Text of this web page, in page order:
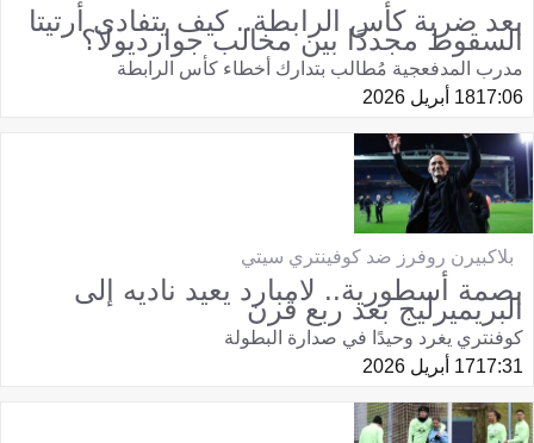
بعد ضربة كأس الرابطة.. كيف يتفادى أرتيتا
السقوط مجددًا بين مخالب جوارديولا؟
مدرب المدفعجية مُطالب بتدارك أخطاء كأس الرابطة
17:0618 أبريل 2026
بلاكبيرن روفرز ضد كوفينتري سيتي
بصمة أسطورية.. لامبارد يعيد ناديه إلى
البريميرليج بعد ربع قرن
كوفنتري يغرد وحيدًا في صدارة البطولة
17:3117 أبريل 2026